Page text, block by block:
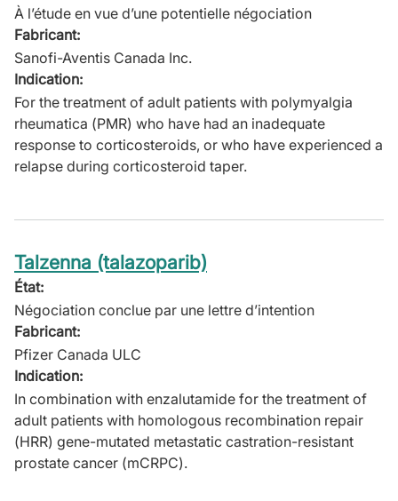
À l’étude en vue d’une potentielle négociation
Fabricant:
Sanofi-Aventis Canada Inc.
Indication:
For the treatment of adult patients with polymyalgia
rheumatica (PMR) who have had an inadequate
response to corticosteroids, or who have experienced a
relapse during corticosteroid taper.
Talzenna (talazoparib)
État:
Négociation conclue par une lettre d’intention
Fabricant:
Pfizer Canada ULC
Indication:
In combination with enzalutamide for the treatment of
adult patients with homologous recombination repair
(HRR) gene-mutated metastatic castration-resistant
prostate cancer (mCRPC).